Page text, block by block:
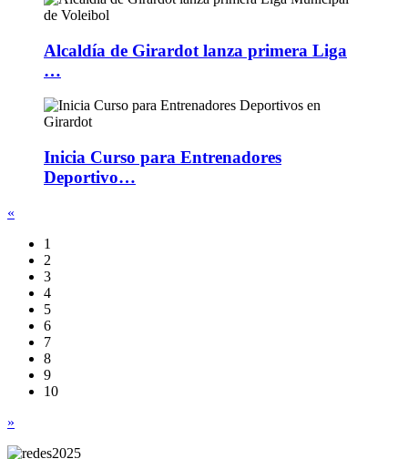
Alcaldía de Girardot lanza primera Liga
…
Inicia Curso para Entrenadores
Deportivo…
«
1
2
3
4
5
6
7
8
9
10
»